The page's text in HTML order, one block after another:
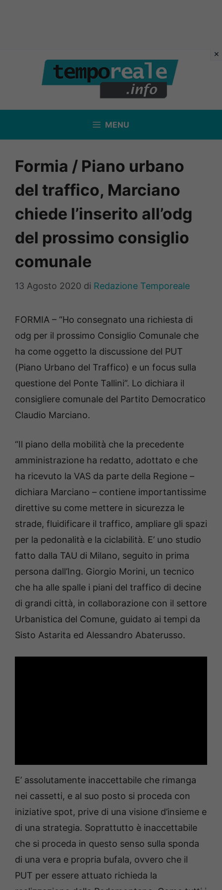
contenuto
MENU
Formia / Piano urbano
del traffico, Marciano
chiede l’inserito all’odg
del prossimo consiglio
comunale
13 Agosto 2020 di Redazione Temporeale
FORMIA – “Ho consegnato una richiesta di
odg per il prossimo Consiglio Comunale che
ha come oggetto la discussione del PUT
(Piano Urbano del Traffico) e un focus sulla
questione del Ponte Tallini”. Lo dichiara il
consigliere comunale del Partito Democratico
Claudio Marciano.
“Il piano della mobilità che la precedente
amministrazione ha redatto, adottato e che
ha ricevuto la VAS da parte della Regione –
dichiara Marciano – contiene importantissime
direttive su come mettere in sicurezza le
strade, fluidificare il traffico, ampliare gli spazi
per la pedonalità e la ciclabilità. E’ uno studio
fatto dalla TAU di Milano, seguito in prima
persona dall’Ing. Giorgio Morini, un tecnico
che ha alle spalle i piani del traffico di decine
di grandi città, in collaborazione con il settore
Urbanistica del Comune, guidato ai tempi da
Sisto Astarita ed Alessandro Abaterusso.
E’ assolutamente inaccettabile che rimanga
nei cassetti, e al suo posto si proceda con
iniziative spot, prive di una visione d’insieme e
di una strategia. Soprattutto è inaccettabile
che si proceda in questo senso sulla sponda
di una vera e propria bufala, ovvero che il
PUT per essere attuato richieda la